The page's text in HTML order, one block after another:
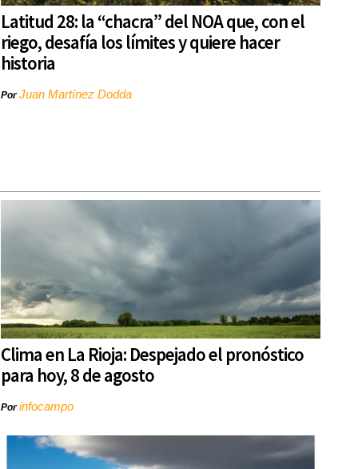
Latitud 28: la “chacra” del NOA que, con el
riego, desafía los límites y quiere hacer
historia
PorJuan Martínez Dodda
Clima en La Rioja: Despejado el pronóstico
para hoy, 8 de agosto
Porinfocampo